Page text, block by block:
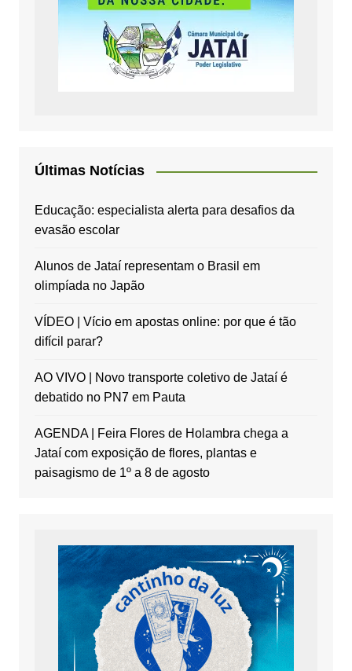
Últimas Notícias
Educação: especialista alerta para desafios da
evasão escolar
Alunos de Jataí representam o Brasil em
olimpíada no Japão
VÍDEO | Vício em apostas online: por que é tão
difícil parar?
AO VIVO | Novo transporte coletivo de Jataí é
debatido no PN7 em Pauta
AGENDA | Feira Flores de Holambra chega a
Jataí com exposição de flores, plantas e
paisagismo de 1º a 8 de agosto